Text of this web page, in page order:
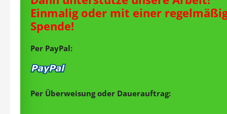
Einmalig oder mit einer
Spende!
Per PayPal:
Per Überweisung oder Dauerauftrag: